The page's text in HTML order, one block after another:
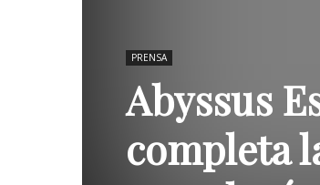
PRENSA
Abyssus
completa